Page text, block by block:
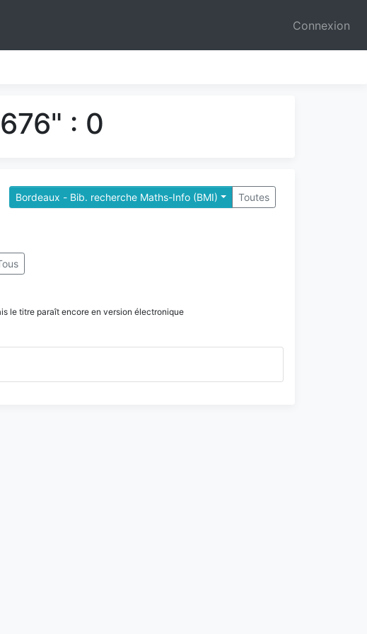
Connexion
: 0
Bordeaux - Bib. recherche Maths-Info (BMI) Toutes
le titre paraît encore en version électronique